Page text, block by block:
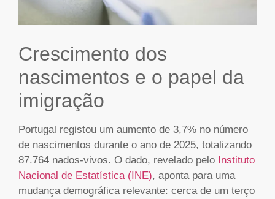
Crescimento dos
nascimentos e o papel da
imigração
Portugal registou um aumento de 3,7% no número
de nascimentos durante o ano de 2025, totalizando
87.764 nados-vivos. O dado, revelado pelo Instituto
Nacional de Estatística (INE), aponta para uma
mudança demográfica relevante: cerca de um terço